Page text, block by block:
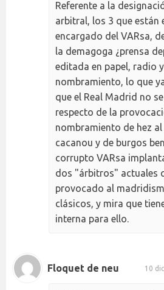
Referente a la
arbitral, los 3 que están
encargado del VARsa,
la demagoga ¿prensa
editada en papel, radio
nombramiento, lo que
que el Real Madrid no
respecto de la
nombramiento de hez
cacanou y de burgos
corrupto VARsa
dos "árbitros" actuales
provocado al
clásicos, y mira que
interna para ello.
Floquet de neu 10